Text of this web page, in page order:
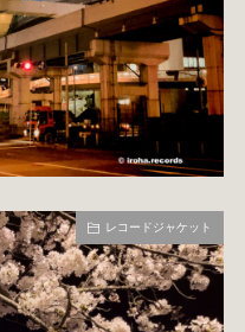
レコードジャケット